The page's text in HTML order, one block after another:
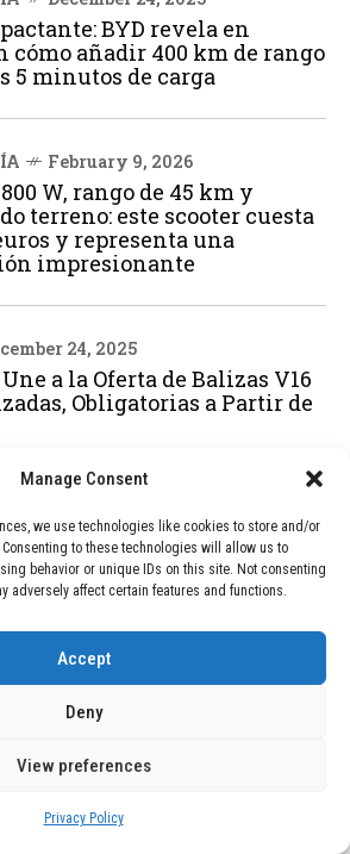
Manage Consent
we use technologies like cookies to store and/or
to these technologies will allow us to
behavior or unique IDs on this site. Not consenting
adversely affect certain features and functions.
Accept
Deny
View preferences
Privacy Policy
BYD revela en
cómo añadir 400 km de rango
5 minutos de carga
February 9, 2026
W, rango de 45 km y
terreno: este scooter cuesta
y representa una
impresionante
24, 2025
a la Oferta de Balizas V16
Obligatorias a Partir de
Explosión en Residencia
de Pensilvania Deja al
Víctimas Fatales